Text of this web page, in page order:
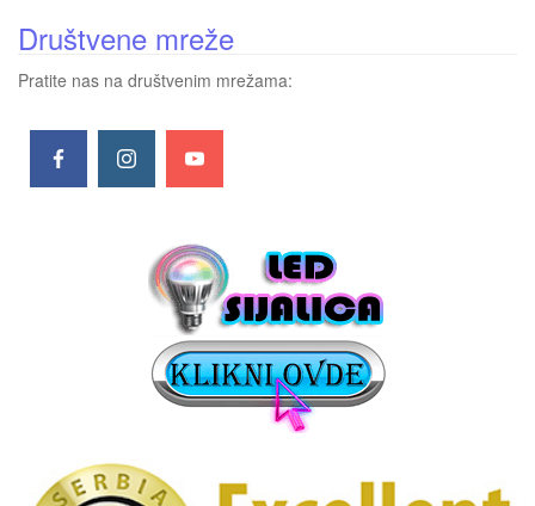
Društvene mreže
Pratite nas na društvenim mrežama: